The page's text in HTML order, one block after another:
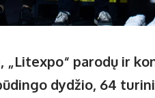
„Litexpo“ parodų ir
dydžio, 64